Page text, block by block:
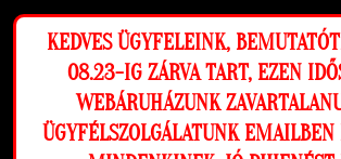
Ez a weboldal cookie-kat használ,
lehető legjobb élményt nyújtsa
Beállítások
KEDVES ÜGYFELEINK,
08.23-IG ZÁRVA TART, EZEN
WEBÁRUHÁZUNK
ÜGYFÉLSZOLGÁLATUNK